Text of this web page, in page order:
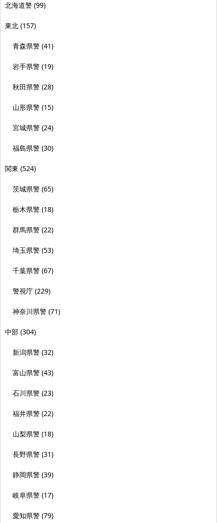
北海道警 (99)
東北 (157)
青森県警 (41)
岩手県警 (19)
秋田県警 (28)
山形県警 (15)
宮城県警 (24)
福島県警 (30)
関東 (524)
茨城県警 (65)
栃木県警 (18)
群馬県警 (22)
埼玉県警 (53)
千葉県警 (67)
警視庁 (229)
神奈川県警 (71)
中部 (304)
新潟県警 (32)
富山県警 (43)
石川県警 (23)
福井県警 (22)
山梨県警 (18)
長野県警 (31)
静岡県警 (39)
岐阜県警 (17)
愛知県警 (79)